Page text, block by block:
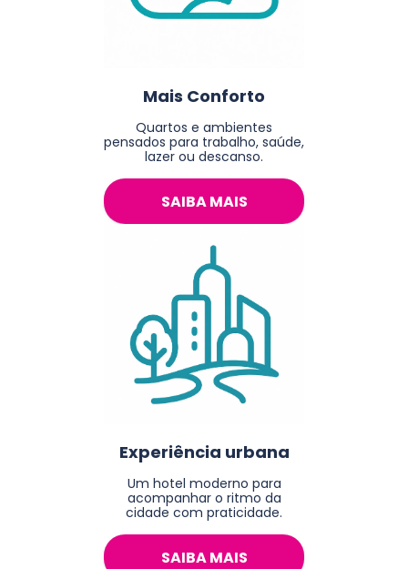
Mais Conforto
Quartos e ambientes
pensados para trabalho, saúde,
lazer ou descanso.
SAIBA MAIS
Experiência urbana
Um hotel moderno para
acompanhar o ritmo da
cidade com praticidade.
SAIBA MAIS